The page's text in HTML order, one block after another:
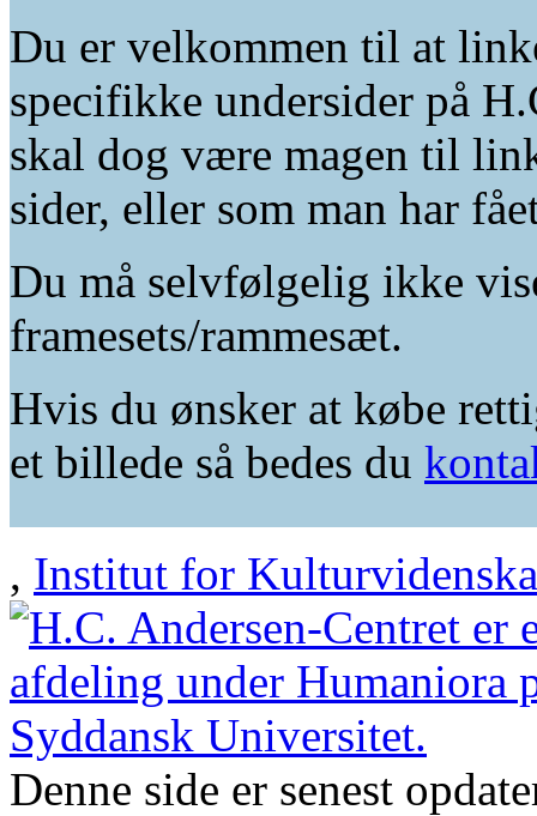
Du er velkommen til at
specifikke undersider på
skal dog være magen til
sider, eller som man har
Du må selvfølgelig ikke
framesets/rammesæt.
Hvis du ønsker at købe
et billede så bedes du
, Institut for
Denne side er senest